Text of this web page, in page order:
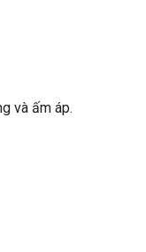
và ấm áp.